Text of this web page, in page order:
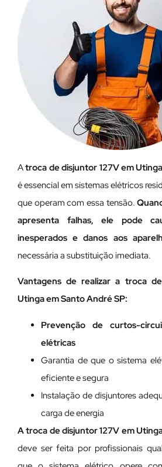
Atroca de disjuntor 127V em
é essencial em sistemas elétricos
que operam com essa tensão.
apresenta falhas, ele pode
inesperados e danos aos
necessária a substituição imediata.
Vantagens de realizar a troca
Utinga em Santo André SP:
Prevenção de curtos-
elétricas
Garantia de que o sistema
eficiente e segura
Instalação de disjuntores
carga de energia
A troca de disjuntor 127V em
deve ser feita por profissionais